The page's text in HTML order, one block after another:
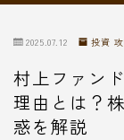
2025.07.12 投資
村上ファン
理由とは？
惑を解説